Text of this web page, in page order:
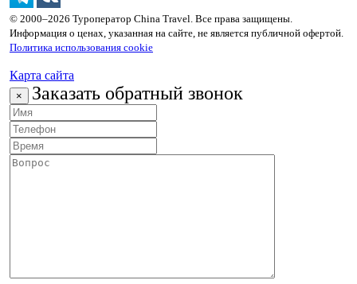
© 2000–2026 Туроператор China Travel. Все права защищены.
Информация о ценах, указанная на сайте, не является публичной офертой.
Политика использования cookie
Карта сайта
× Заказать обратный звонок